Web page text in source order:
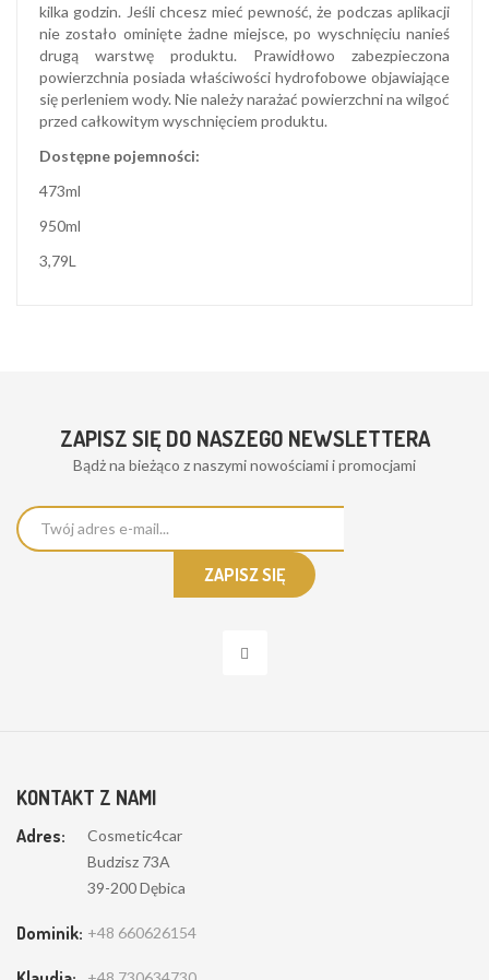
kilka godzin. Jeśli chcesz mieć pewność, że podczas aplikacji
nie zostało ominięte żadne miejsce, po wyschnięciu nanieś
drugą warstwę produktu. Prawidłowo zabezpieczona
powierzchnia posiada właściwości hydrofobowe objawiające
się perleniem wody. Nie należy narażać powierzchni na wilgoć
przed całkowitym wyschnięciem produktu.
Dostępne pojemności:
473ml
950ml
3,79L
ZAPISZ SIĘ DO NASZEGO NEWSLETTERA
Bądż na bieżąco z naszymi nowościami i promocjami
KONTAKT Z NAMI
Adres:
Cosmetic4car
Budzisz 73A
39-200 Dębica
Dominik: +48 660626154